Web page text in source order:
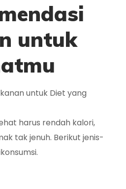
untuk
harus rendah kalori,
tak jenuh. Berikut jenis-